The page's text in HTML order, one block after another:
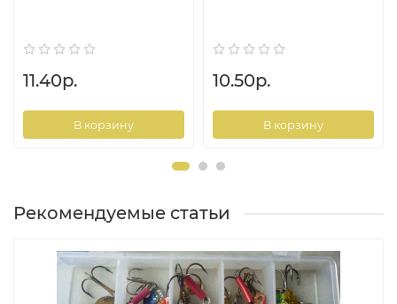
11.40р.
В корзину
10.50р.
В корзину
Рекомендуемые статьи